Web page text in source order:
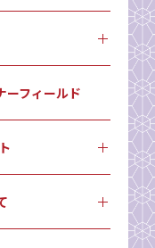
ーフィールド